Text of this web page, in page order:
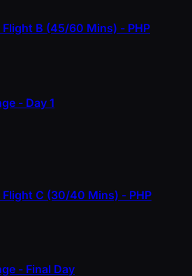
B (45/60 Mins) - PHP
- Day 1
Flight C (30/40 Mins) - PHP
- Final Day